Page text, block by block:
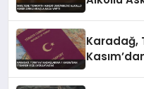
Karadağ,